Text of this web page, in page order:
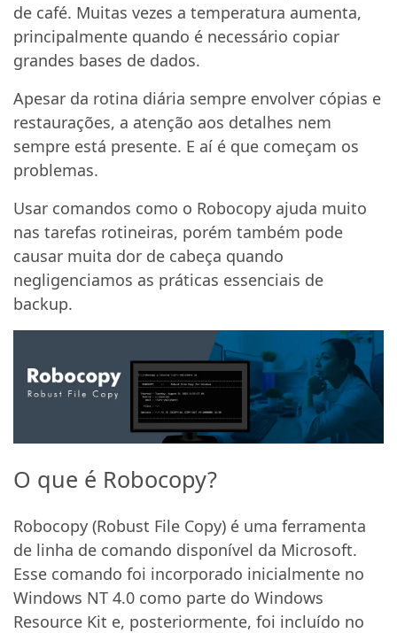
de café. Muitas vezes a temperatura aumenta,
principalmente quando é necessário copiar
grandes bases de dados.
Apesar da rotina diária sempre envolver cópias e
restaurações, a atenção aos detalhes nem
sempre está presente. E aí é que começam os
problemas.
Usar comandos como o Robocopy ajuda muito
nas tarefas rotineiras, porém também pode
causar muita dor de cabeça quando
negligenciamos as práticas essenciais de
backup.
O que é Robocopy?
Robocopy (Robust File Copy) é uma ferramenta
de linha de comando disponível da Microsoft.
Esse comando foi incorporado inicialmente no
Windows NT 4.0 como parte do Windows
Resource Kit e, posteriormente, foi incluído no